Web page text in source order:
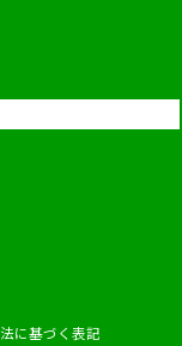
に基づく表記